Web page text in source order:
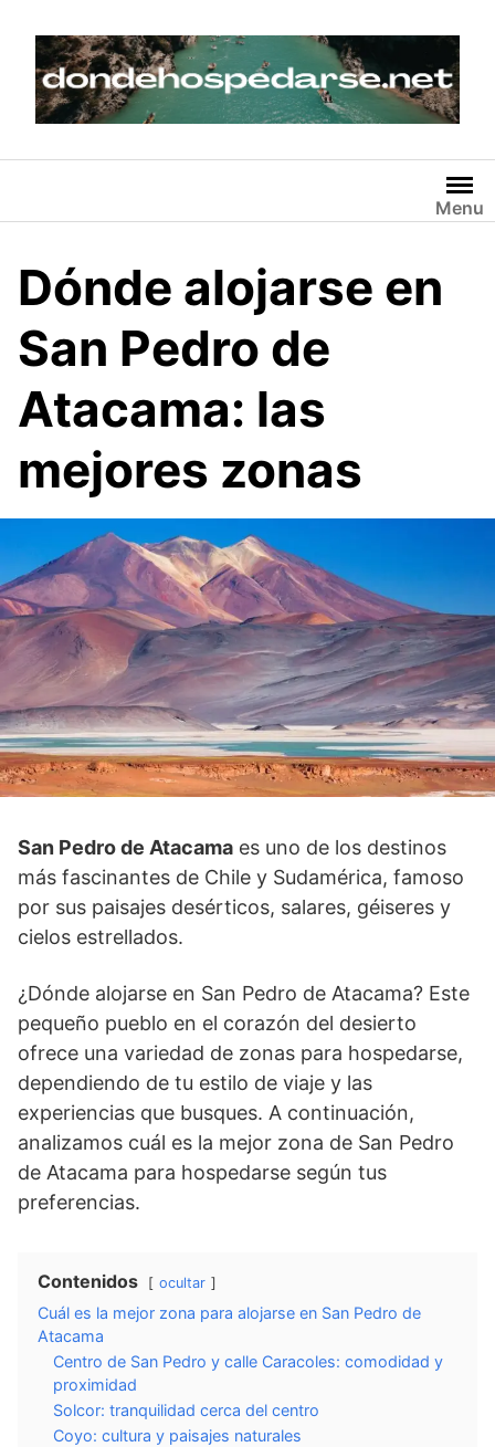
content
Menu
Dónde alojarse en
San Pedro de
Atacama: las
mejores zonas
San Pedro de Atacama es uno de los destinos
más fascinantes de Chile y Sudamérica, famoso
por sus paisajes desérticos, salares, géiseres y
cielos estrellados.
¿Dónde alojarse en San Pedro de Atacama? Este
pequeño pueblo en el corazón del desierto
ofrece una variedad de zonas para hospedarse,
dependiendo de tu estilo de viaje y las
experiencias que busques. A continuación,
analizamos cuál es la mejor zona de San Pedro
de Atacama para hospedarse según tus
preferencias.
Contenidos ocultar
Cuál es la mejor zona para alojarse en San Pedro de
Atacama
Centro de San Pedro y calle Caracoles: comodidad y
proximidad
Solcor: tranquilidad cerca del centro
Coyo: cultura y paisajes naturales